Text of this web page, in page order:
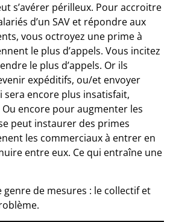
s’avérer périlleux. Pour accroitre
d’un SAV et répondre aux
vous octroyez une prime à
le plus d’appels. Vous incitez
le plus d’appels. Or ils
expéditifs, ou/et envoyer
encore plus insatisfait,
Ou encore pour augmenter les
peut instaurer des primes
les commerciaux à entrer en
entre eux. Ce qui entraîne une
genre de mesures : le collectif et